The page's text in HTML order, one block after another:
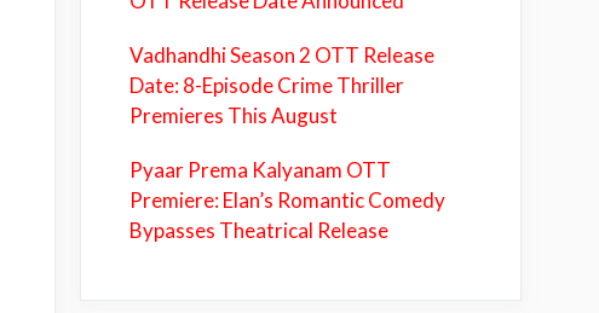
Vadhandhi Season 2 OTT Release
Date: 8-Episode Crime Thriller
Premieres This August
Pyaar Prema Kalyanam OTT
Premiere: Elan’s Romantic Comedy
Bypasses Theatrical Release